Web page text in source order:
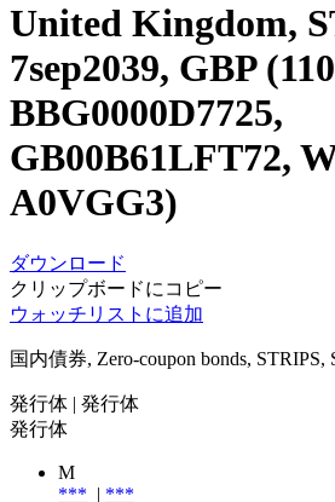
United Kingdom,
7sep2039, GBP
BBG0000D7725,
GB00B61LFT72,
A0VGG3)
ダウンロード
クリップボードにコピー
ウォッチリストに追加
国内債券, Zero-coupon bonds, STRIPS,
発行体 | 発行体
発行体
M
*** | ***